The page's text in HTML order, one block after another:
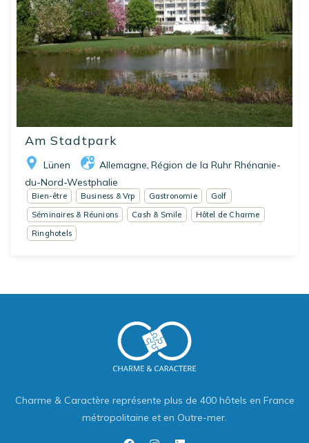
Am Stadtpark
Lünen Allemagne Région de la Ruhr Rhénanie-
du-Nord-Westphalie
Bien-être Business & Vrp Gastronomie
Golf
Séminaires & Réunions
Cash & Smile
Hôtel de Charme
Ringhotels
Charme & Caractère représente plus de 400 hôtels en France
métropolitaine et en Outre-mer.